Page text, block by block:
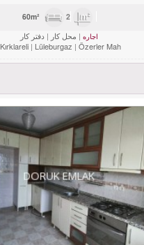
2
اجاره محل کار
دفتر کار
Kırklareli
Lüleburgaz
Özerler Mah.